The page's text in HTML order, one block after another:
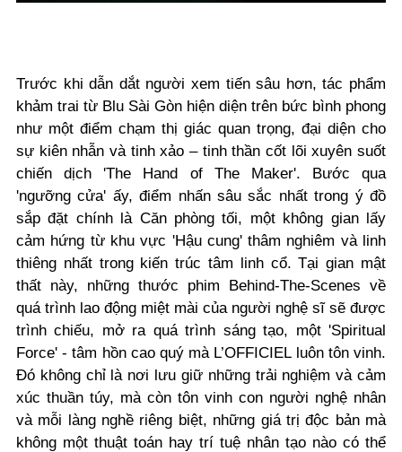
Trước khi dẫn dắt người xem tiến sâu hơn, tác phẩm
khảm trai từ Blu Sài Gòn hiện diện trên bức bình phong
như một điểm chạm thị giác quan trọng, đại diện cho
sự kiên nhẫn và tinh xảo – tinh thần cốt lõi xuyên suốt
chiến dịch 'The Hand of The Maker'. Bước qua
'ngưỡng cửa' ấy, điểm nhấn sâu sắc nhất trong ý đồ
sắp đặt chính là Căn phòng tối, một không gian lấy
cảm hứng từ khu vực 'Hậu cung' thâm nghiêm và linh
thiêng nhất trong kiến trúc tâm linh cổ. Tại gian mật
thất này, những thước phim Behind-The-Scenes về
quá trình lao động miệt mài của người nghệ sĩ sẽ được
trình chiếu, mở ra quá trình sáng tạo, một 'Spiritual
Force' - tâm hồn cao quý mà L’OFFICIEL luôn tôn vinh.
Đó không chỉ là nơi lưu giữ những trải nghiệm và cảm
xúc thuần túy, mà còn tôn vinh con người nghệ nhân
và mỗi làng nghề riêng biệt, những giá trị độc bản mà
không một thuật toán hay trí tuệ nhân tạo nào có thể